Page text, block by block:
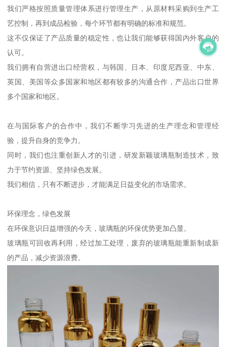
我们严格按照质量管理体系进行管理生产，从原材料采购到生产工
艺控制，再到成品检验，每个环节都有明确的标准和规范。
这不仅保证了产品质量的稳定性，也让我们能够获得国内外客户的
认可。
我们拥有自营进出口经营权，与韩国、日本、印度尼西亚、中东、
英国、美国等众多国家和地区都有较多的沟通合作，产品出口世界
多个国家和地区。
在与国际客户的合作中，我们不断学习先进的生产理念和管理经
验，提升自身的竞争力。
同时，我们也注重创新人才的引进，研发新颖玻璃瓶制造技术，致
力于节约资源、坚持绿色发展。
我们相信，只有不断进步，才能满足日益变化的市场需求。
环保理念，绿色发展
在环保意识日益增强的今天，玻璃瓶的环保优势更加凸显。
玻璃瓶可回收再利用，经过加工处理，废弃的玻璃瓶能重新制成新
的产品，减少资源浪费。